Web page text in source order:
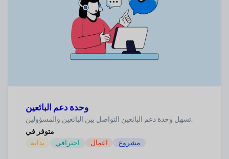
وحدة دعم البائعين
تسهل وحدة دعم البائعين التواصل بين البائعين والمسؤولين.
متوفر في
بداية
احترافي اعمال مشروع